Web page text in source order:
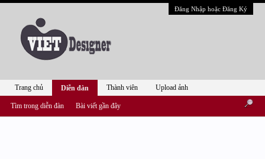
Đăng Nhập hoặc Đăng Ký
Trang chủ Diễn đàn
Tìm trong diễn đàn Bài viết gần đây
Thành viên Upload ảnh